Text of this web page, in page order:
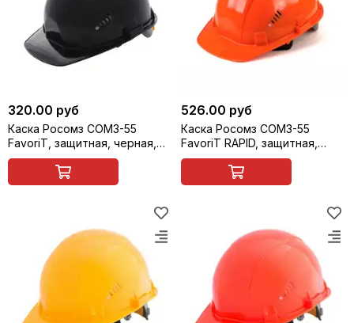
320.00 руб
Каска Росомз СОМЗ-55
FavoriT, защитная, черная,
арт. 75520
526.00 руб
Каска Росомз СОМЗ-55
FavoriT RAPID, защитная,
оранжевая, арт. 75714